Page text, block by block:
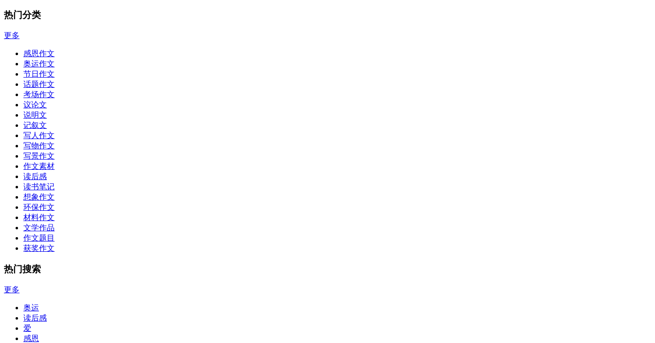
热门分类
更多
感恩作文
奥运作文
节日作文
话题作文
考场作文
议论文
说明文
记叙文
写人作文
写物作文
写景作文
作文素材
读后感
读书笔记
想象作文
环保作文
材料作文
文学作品
作文题目
获奖作文
热门搜索
更多
奥运
读后感
爱
感恩